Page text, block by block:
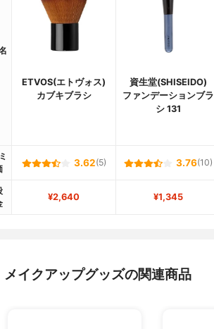
ETVOS(エトヴォス)
カブキブラシ
資生堂(SHISEIDO)
ファンデーションブラ
シ 131
3.62(5) 3.76(10)
¥2,640 ¥1,345
メイクアップグッズの関連商品